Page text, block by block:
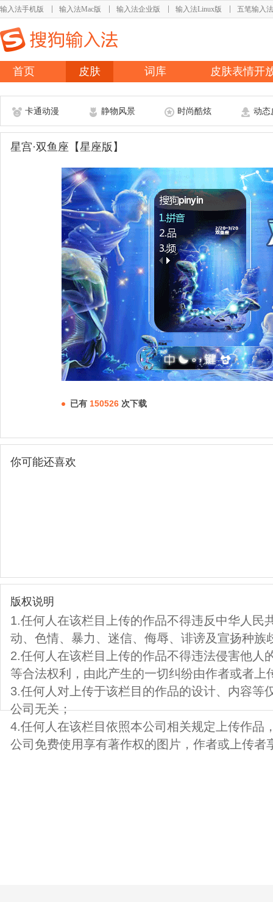
输入法手机版 输入法Mac版 输入法企业版 输入法Linux版 五笔输入法
首页 皮肤 词库 皮肤表情开
卡通动漫 静物风景 时尚酷炫 动态
星宫·双鱼座【星座版】
已有 150526 次下载
你可能还喜欢
版权说明
1.任何人在该栏目上传的作品不得违反中华人民
动、色情、暴力、迷信、侮辱、诽谤及宣扬种族
2.任何人在该栏目上传的作品不得违法侵害他人
等合法权利，由此产生的一切纠纷由作者或者上
3.任何人对上传于该栏目的作品的设计、内容等
公司无关；
4.任何人在该栏目依照本公司相关规定上传作品
公司免费使用享有著作权的图片，作者或上传者